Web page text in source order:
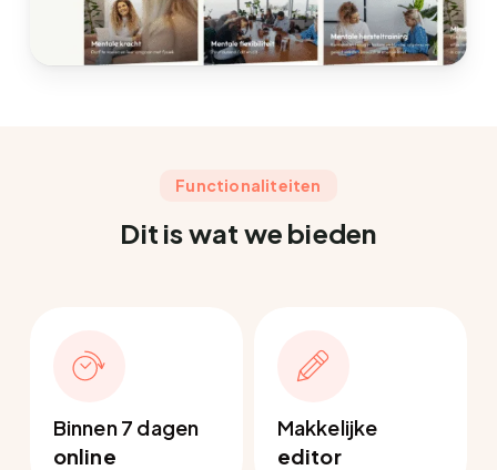
Functionaliteiten
Dit is wat we bieden
Binnen 7 dagen
online
Makkelijke
editor